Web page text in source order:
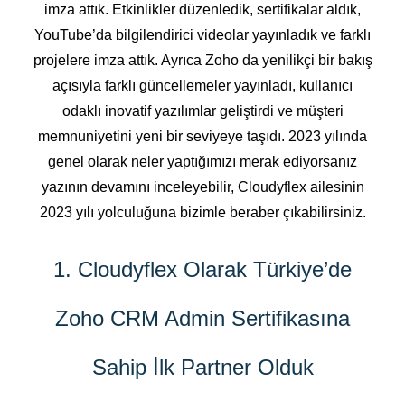
imza attık. Etkinlikler düzenledik, sertifikalar aldık,
YouTube’da bilgilendirici videolar yayınladık ve farklı
projelere imza attık. Ayrıca Zoho da yenilikçi bir bakış
açısıyla farklı güncellemeler yayınladı, kullanıcı
odaklı inovatif yazılımlar geliştirdi ve müşteri
memnuniyetini yeni bir seviyeye taşıdı. 2023 yılında
genel olarak neler yaptığımızı merak ediyorsanız
yazının devamını inceleyebilir, Cloudyflex ailesinin
2023 yılı yolculuğuna bizimle beraber çıkabilirsiniz.
1. Cloudyflex Olarak Türkiye’de
Zoho CRM Admin Sertifikasına
Sahip İlk Partner Olduk